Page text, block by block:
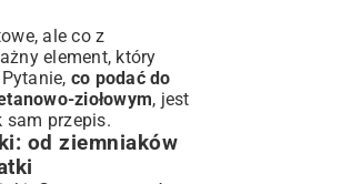
ale co z
element, który
co podać do
ziołowym, jest
sam przepis.
od ziemniaków